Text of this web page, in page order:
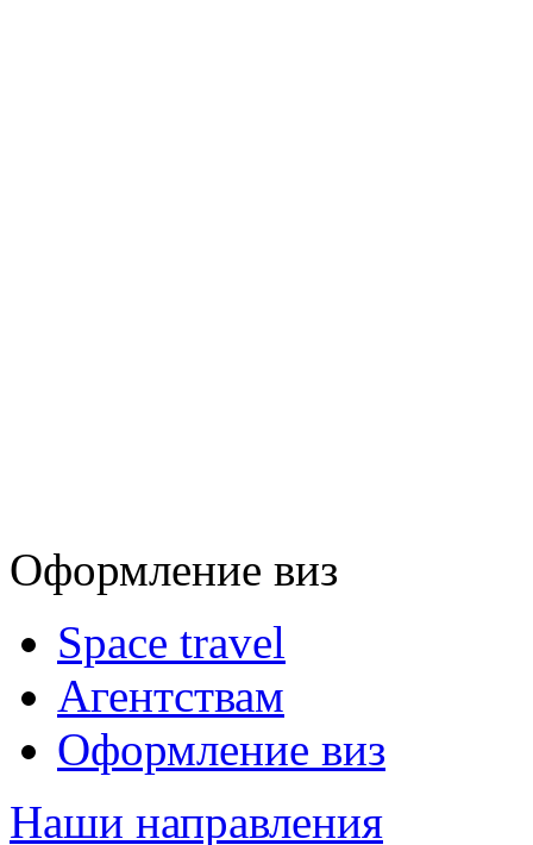
Оформление виз
Space travel
Агентствам
Оформление виз
Наши направления